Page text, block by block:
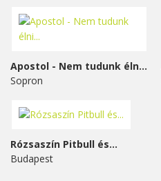
Apostol - Nem tudunk élni...
Sopron
Rózsaszín Pitbull és...
Budapest